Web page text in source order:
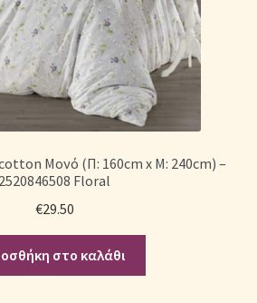
Μονό (Π: 160cm x Μ: 240cm) –
2520846508 Floral
€29.50
στο καλάθι